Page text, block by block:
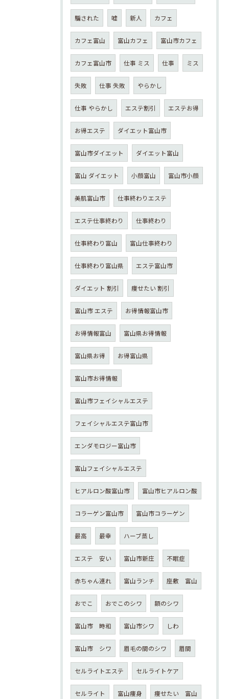
騙された 嘘 新人 カフェ
カフェ富山 富山カフェ 富山市カフェ
カフェ富山市 仕事 ミス 仕事 ミス
失敗 仕事 失敗 やらかし
仕事 やらかし エステ割引 エステお得
お得エステ ダイエット富山市
富山市ダイエット ダイエット富山
富山 ダイエット 小顔富山 富山市小顔
美肌富山市 仕事終わりエステ
エステ仕事終わり 仕事終わり
仕事終わり富山 富山仕事終わり
仕事終わり富山県 エステ富山市
ダイエット 割引 痩せたい 割引
富山市 エステ お得情報富山市
お得情報富山 富山県お得情報
富山県お得 お得富山県
富山市お得情報
富山市フェイシャルエステ
フェイシャルエステ富山市
エンダモロジー富山市
富山フェイシャルエステ
ヒアルロン酸富山市 富山市ヒアルロン酸
コラーゲン富山市 富山市コラーゲン
最高 最幸 ハーブ蒸し
エステ 安い 富山市新庄 不眠症
赤ちゃん連れ 富山ランチ 座敷 富山
おでこ おでこのシワ 額のシワ
富山市 時和 富山市シワ しわ
富山市 シワ 眉毛の間のシワ 眉間
セルライトエステ セルライトケア
セルライト 富山痩身 痩せたい 富山